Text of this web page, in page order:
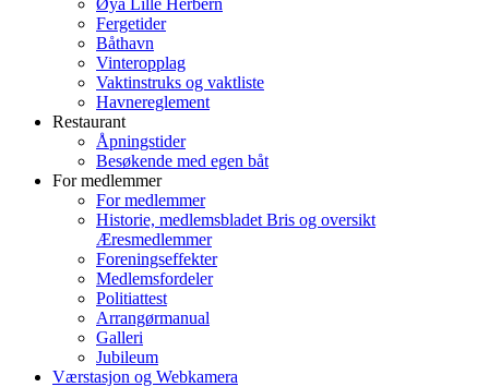
Øya Lille Herbern
Fergetider
Båthavn
Vinteropplag
Vaktinstruks og vaktliste
Havnereglement
Restaurant
Åpningstider
Besøkende med egen båt
For medlemmer
For medlemmer
Historie, medlemsbladet Bris og oversikt
Æresmedlemmer
Foreningseffekter
Medlemsfordeler
Politiattest
Arrangørmanual
Galleri
Jubileum
Værstasjon og Webkamera